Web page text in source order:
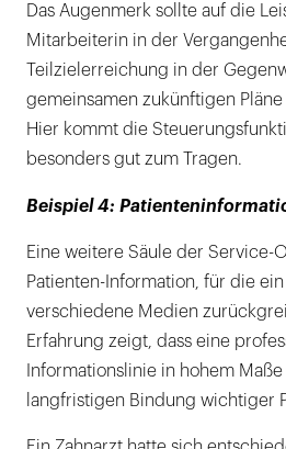
Das Augenmerk sollte auf die
Mitarbeiterin in der
Teilzielerreichung in der
gemeinsamen zukünftigen
Hier kommt die
besonders gut zum Tragen.
Beispiel 4:
Eine weitere Säule der Service-
Patienten-Information, für die
verschiedene Medien
Erfahrung zeigt, dass eine
Informationslinie in hohem
langfristigen Bindung wichtiger